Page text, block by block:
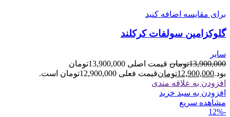
برای مقایسه اضافه کنید
گلوکزامین سولفات کرکلند
سایر
13,900,000تومان
قیمت اصلی 13,900,000تومان
بود.12,900,000تومانقیمت فعلی 12,900,000تومان است.
افزودن به علاقه مندی
افزودن به سبد خرید
مشاهده سریع
-12%